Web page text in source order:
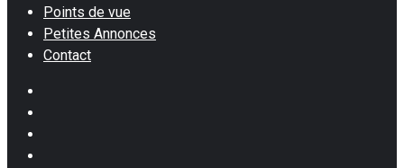
Points de vue
Petites Annonces
Contact